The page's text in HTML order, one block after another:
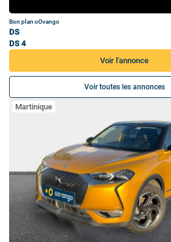
Bon plan oOvango
DS
DS 4
Voir l'annonce
Voir toutes les annonces
Martinique